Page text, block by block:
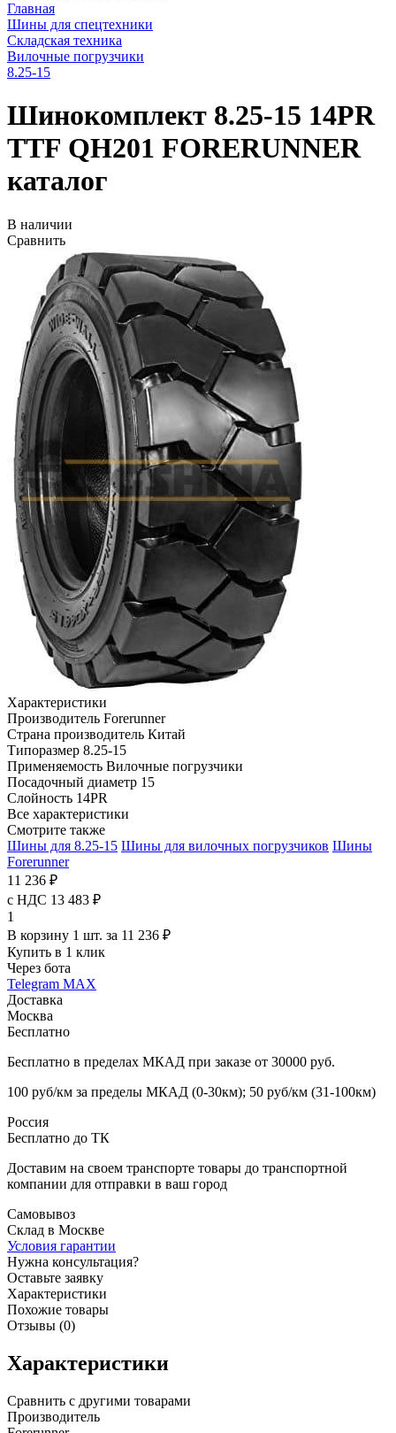
Главная
Шины для спецтехники
Складская техника
Вилочные погрузчики
8.25-15
Шинокомплект 8.25-15 14PR
TTF QH201 FORERUNNER
каталог
В наличии
Сравнить
Характеристики
Производитель Forerunner
Страна производитель Китай
Типоразмер 8.25-15
Применяемость Вилочные погрузчики
Посадочный диаметр 15
Слойность 14PR
Все характеристики
Смотрите также
Шины для 8.25-15 Шины для вилочных погрузчиков Шины
Forerunner
11 236 ₽
с НДС 13 483 ₽
1
В корзину 1 шт. за 11 236 ₽
Купить в 1 клик
Через бота
Telegram MAX
Доставка
Москва
Бесплатно
Бесплатно в пределах МКАД при заказе от 30000 руб.
100 руб/км за пределы МКАД (0-30км); 50 руб/км (31-100км)
Россия
Бесплатно до ТК
Доставим на своем транспорте товары до транспортной
компании для отправки в ваш город
Самовывоз
Склад в Москве
Условия гарантии
Нужна консультация?
Оставьте заявку
Характеристики
Похожие товары
Отзывы (0)
Характеристики
Сравнить с другими товарами
Производитель